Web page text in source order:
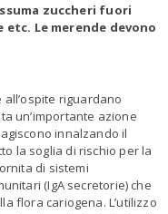
zuccheri fuori
etc. Le merende devono
riguardano
un’importante azione
innalzando il
la soglia di rischio per la
di sistemi
(IgA secretorie) che
flora cariogena. L’utilizzo